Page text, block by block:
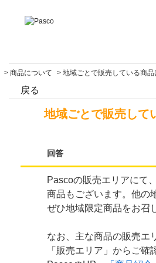
> 商品について > 地域ごとで販売している商品
戻る
地域ごとで販売して
回答
Pascoの販売エリアにて
商品もございます。他の
ぜひ地域限定商品をお召
なお、主な商品の販売エ
「販売エリア」からご確